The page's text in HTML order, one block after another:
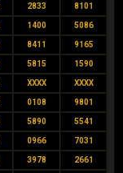
2833 8101
1400 5086
8411 9165
5815 1590
XXXX XXXX
0108 9801
5890 5541
0966 7031
3978 2661